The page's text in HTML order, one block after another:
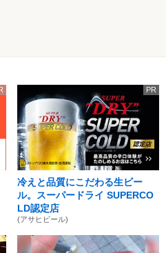
PR
冷えと品質にこだわる生ビー
ル。スーパードライ SUPERCO
LD認定店
(アサヒビール)